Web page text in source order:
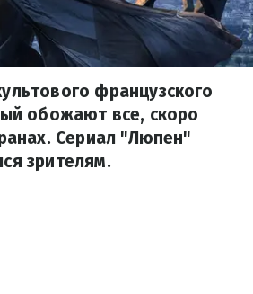
французского
обожают все, скоро
Сериал "Люпен"
зрителям.